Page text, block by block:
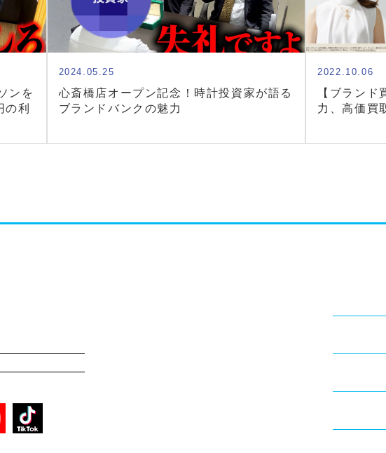
ンを
利
2024.05.25
心斎橋店オープン記念！時計投資家が語る
ブランドバンクの魅力
2022.10.06
【ブラン
力、高価買